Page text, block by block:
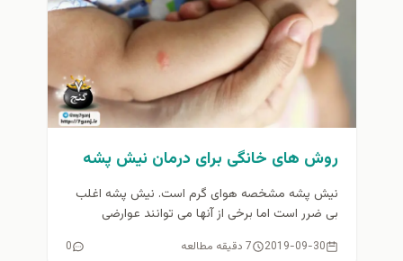
روش های خانگی برای درمان نیش پشه
نیش پشه مشخصه هوای گرم است. نیش پشه اغلب
بی ضرر است اما برخی از آنها می توانند عوارضی
2019-09-30 7 دقیقه مطالعه 0